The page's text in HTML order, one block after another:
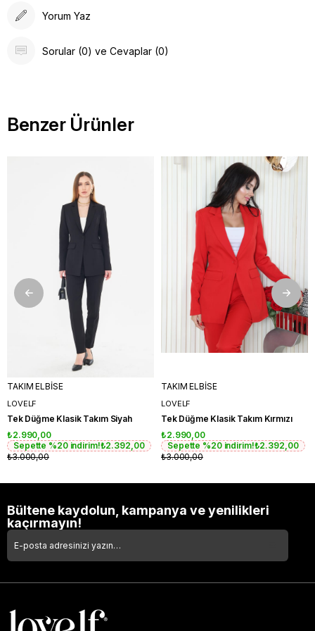
Yorum Yaz
Sorular (0) ve Cevaplar (0)
Benzer Ürünler
TAKIM ELBİSE
LOVELF
Tek Düğme Klasik Takım Siyah
₺2.990,00
Sepette %20 indirim!₺2.392,00
₺3.000,00
TAKIM ELBİSE
LOVELF
Tek Düğme Klasik Takım Kırmızı
₺2.990,00
Sepette %20 indirim!₺2.392,00
₺3.000,00
Bültene kaydolun, kampanya ve yenilikleri
kaçırmayın!